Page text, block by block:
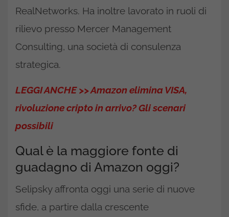
RealNetworks. Ha inoltre lavorato in ruoli di
rilievo presso Mercer Management
Consulting, una società di consulenza
strategica.
LEGGI ANCHE >> Amazon elimina VISA,
rivoluzione cripto in arrivo? Gli scenari
possibili
Qual è la maggiore fonte di
guadagno di Amazon oggi?
Selipsky affronta oggi una serie di nuove
sfide, a partire dalla crescente